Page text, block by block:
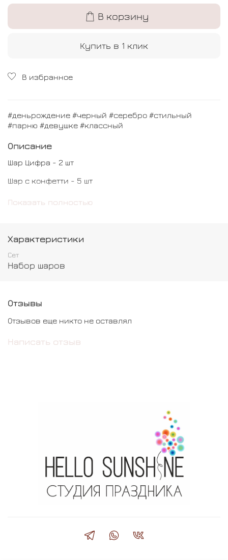
В корзину
Купить в 1 клик
В избранное
#деньрождение #черный #серебро #стильный
#парню #девушке #классный
Описание
Шар Цифра - 2 шт
Шар с конфетти - 5 шт
Шар обычный - 5 шт
Показать полностью
Характеристики
Сет
Набор шаров
Отзывы
Отзывов еще никто не оставлял
Написать отзыв